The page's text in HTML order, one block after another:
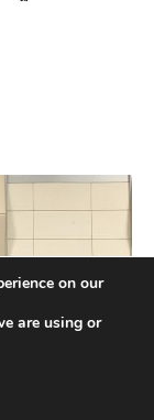
on our
are using or